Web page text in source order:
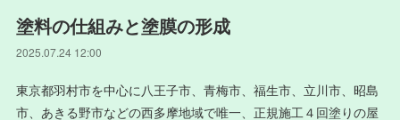
塗料の仕組みと塗膜の形成
2025.07.24 12:00
東京都羽村市を中心に八王子市、青梅市、福生市、立川市、昭島
市、あきる野市などの西多摩地域で唯一、正規施工４回塗りの屋